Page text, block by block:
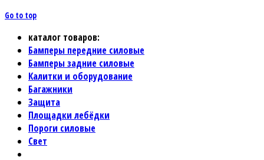
Go to top
каталог товаров:
Бамперы передние силовые
Бамперы задние силовые
Калитки и оборудование
Багажники
Защита
Площадки лебёдки
Пороги силовые
Свет